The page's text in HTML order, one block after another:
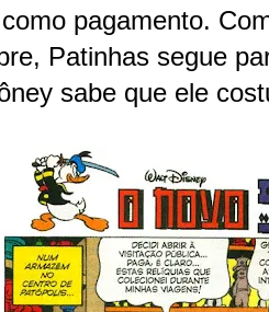
pagamento.
Patinhas segue
sabe que ele